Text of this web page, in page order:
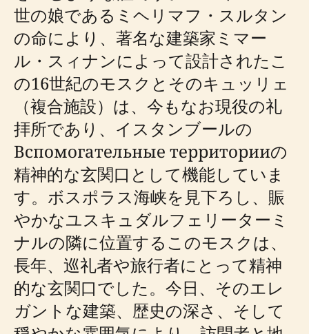
世の娘であるミヘリマフ・スルタン
の命により、著名な建築家ミマー
ル・スィナンによって設計されたこ
の16世紀のモスクとそのキュッリェ
（複合施設）は、今もなお現役の礼
拝所であり、イスタンブールの
Вспомогательные территорииの
精神的な玄関口として機能していま
す。ボスポラス海峡を見下ろし、賑
やかなユスキュダルフェリーターミ
ナルの隣に位置するこのモスクは、
長年、巡礼者や旅行者にとって精神
的な玄関口でした。今日、そのエレ
ガントな建築、歴史の深さ、そして